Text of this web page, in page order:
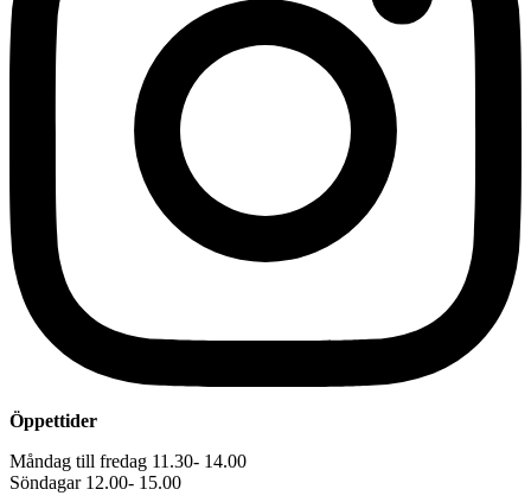
Öppettider
Måndag till fredag 11.30- 14.00
Söndagar 12.00- 15.00